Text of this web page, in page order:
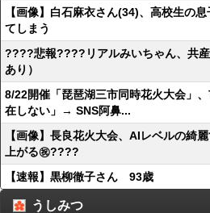
【画像】白石麻衣さん(34)、高校生の
てしまう
????悲報????リアルみいちゃん、共
あり）
8/22開催「琵琶湖三市同時花火大会」
在しない」→ SNS阿鼻...
【画像】長良花火大会、AIレベルの綺
上がる㊗????
【速報】黒柳徹子さん 93歳
うしみつ